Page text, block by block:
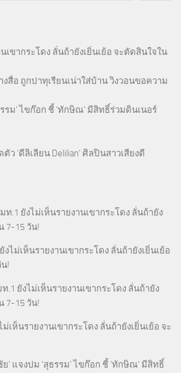
เขากระโดง ลั่นถ้ายังเยิ่นเย้อ จะตัดสินใจใน
สื่อ ถูกปาทุเรียนเน่าใส่บ้าน วิงวอนขอความ
รรม’ ไขก๊อก ชี้ ‘ทักษิณ’ มีสิทธิ์ร่วมดินเนอร์
ตัว ‘ดีลิเลียน Delilian’ ศิลปินสาวเสียงดี
มท.1 ยังไม่เห็นรายงานเขากระโดง ลั่นถ้ายัง
7-15 วัน!
งไม่เห็นรายงานเขากระโดง ลั่นถ้ายังเยิ่นเย้อ
!
ท.1 ยังไม่เห็นรายงานเขากระโดง ลั่นถ้ายัง
7-15 วัน!
ม่เห็นรายงานเขากระโดง ลั่นถ้ายังเยิ่นเย้อ จะ
ย’ แจงปม ‘สุธรรม’ ไขก๊อก ชี้ ‘ทักษิณ’ มีสิทธิ์